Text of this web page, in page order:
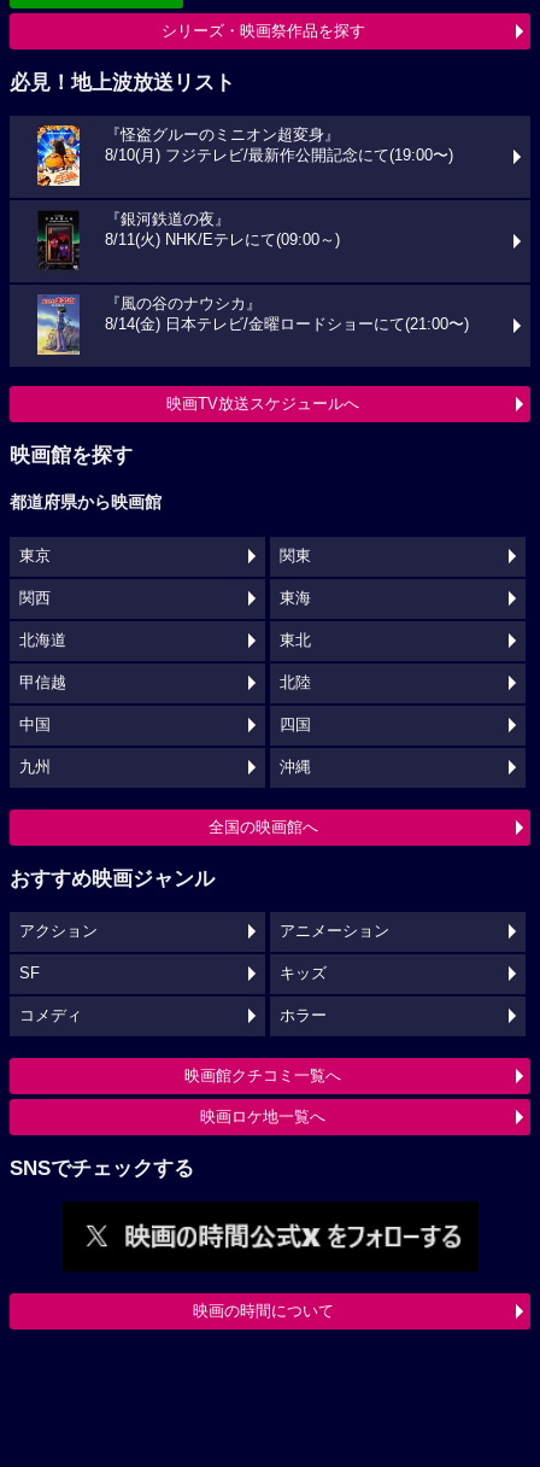
シリーズ・映画祭作品を探す
必見！地上波放送リスト
『怪盗グルーのミニオン超変身』
8/10(月) フジテレビ/最新作公開記念にて(19:00〜)
『銀河鉄道の夜』
8/11(火) NHK/Eテレにて(09:00～)
『風の谷のナウシカ』
8/14(金) 日本テレビ/金曜ロードショーにて(21:00〜)
映画TV放送スケジュールへ
映画館を探す
都道府県から映画館
東京 関東
関西 東海
北海道 東北
甲信越 北陸
中国 四国
九州 沖縄
全国の映画館へ
おすすめ映画ジャンル
アクション アニメーション
SF キッズ
コメディ ホラー
映画館クチコミ一覧へ
映画ロケ地一覧へ
SNSでチェックする
映画の時間について